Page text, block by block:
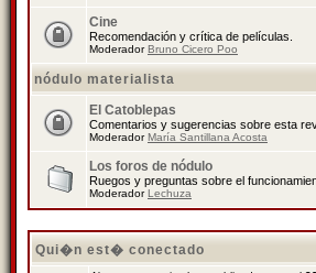
Cine
Recomendación y crítica de películas.
ModeradorBruno Cicero Poo
nódulo materialista
El Catoblepas
Comentarios y sugerencias sobre esta
ModeradorMaría Santillana Acosta
Los foros de nódulo
Ruegos y preguntas sobre el
ModeradorLechuza
Qui�n est� conectado